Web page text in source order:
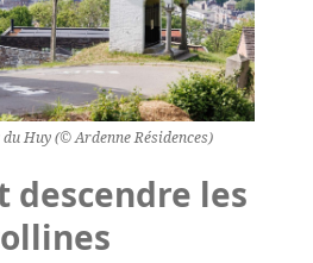
Huy (© Ardenne Résidences)
descendre les